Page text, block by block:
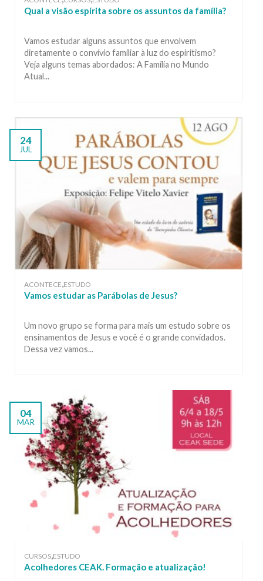
Qual a visão espírita sobre os assuntos da família?
Vamos estudar alguns assuntos que envolvem
diretamente o convívio familiar à luz do espiritismo?
Veja alguns temas abordados: A Família no Mundo
Atual...
24
JUL
ACONTECE ESTUDO
Vamos estudar as Parábolas de Jesus?
Um novo grupo se forma para mais um estudo sobre os
ensinamentos de Jesus e você é o grande convidados.
Dessa vez vamos...
04
MAR
CURSOS,ESTUDO
Acolhedores CEAK. Formação e atualização!